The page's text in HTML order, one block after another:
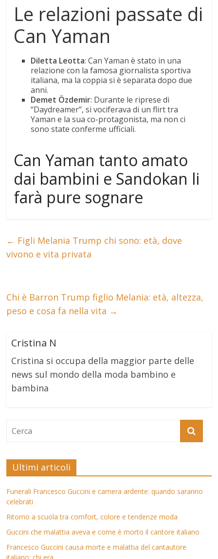
Le relazioni passate di
Can Yaman
Diletta Leotta: Can Yaman è stato in una
relazione con la famosa giornalista sportiva
italiana, ma la coppia si è separata dopo due
anni.
Demet Özdemir: Durante le riprese di
“Daydreamer”, si vociferava di un flirt tra
Yaman e la sua co-protagonista, ma non ci
sono state conferme ufficiali.
Can Yaman tanto amato
dai bambini e Sandokan li
farà pure sognare
← Figli Melania Trump chi sono: età, dove
vivono e vita privata
Chi è Barron Trump figlio Melania: età, altezza,
peso e cosa fa nella vita →
Cristina N
Cristina si occupa della maggior parte delle
news sul mondo della moda bambino e
bambina
Ultimi articoli
Funerali Francesco Guccini e camera ardente: quando saranno
celebrati
Ritorno a scuola tra comfort, colore e tendenze moda
Guccini che malattia aveva e come è morto il cantore italiano
Francesco Guccini causa morte e malattia del cantautore
italiano: chi era